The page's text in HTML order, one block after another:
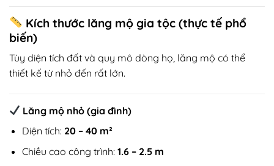
Kích thước lăng mộ gia tộc (thực tế phổ
biến)
Tùy diện tích đất và quy mô dòng họ, lăng mộ có thể
thiết kế từ nhỏ đến rất lớn.
Lăng mộ nhỏ (gia đình)
Diện tích: 20 – 40 m²
Chiều cao công trình: 1.6 – 2.5 m